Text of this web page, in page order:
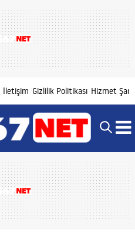
İletişim Gizlilik Politikası Hizmet